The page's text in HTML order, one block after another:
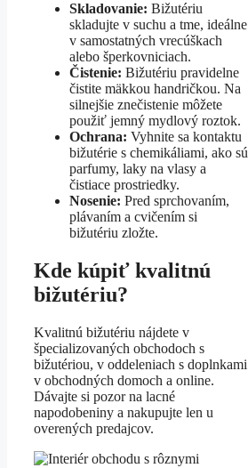
Skladovanie: Bižutériu
skladujte v suchu a tme, ideálne
v samostatných vrecúškach
alebo šperkovniciach.
Čistenie: Bižutériu pravidelne
čistite mäkkou handričkou. Na
silnejšie znečistenie môžete
použiť jemný mydlový roztok.
Ochrana: Vyhnite sa kontaktu
bižutérie s chemikáliami, ako sú
parfumy, laky na vlasy a
čistiace prostriedky.
Nosenie: Pred sprchovaním,
plávaním a cvičením si
bižutériu zložte.
Kde kúpiť kvalitnú
bižutériu?
Kvalitnú bižutériu nájdete v
špecializovaných obchodoch s
bižutériou, v oddeleniach s doplnkami
v obchodných domoch a online.
Dávajte si pozor na lacné
napodobeniny a nakupujte len u
overených predajcov.